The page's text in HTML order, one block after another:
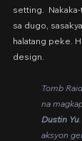
setting.
sa dugo,
halatang peke.
design.
Tomb
na
Dustin Yu
aksyon